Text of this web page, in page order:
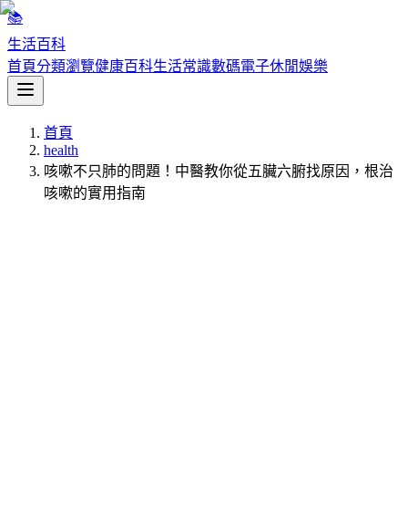
📚
生活百科
首頁分類瀏覽健康百科生活常識數碼電子休閒娛樂
首頁
health
咳嗽不只肺的問題！中醫教你從五臟六腑找原因，根治
咳嗽的實用指南